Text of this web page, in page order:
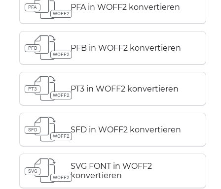
PFA
WOFF2
PFA in WOFF2 konvertieren
PFB
WOFF2
PFB in WOFF2 konvertieren
PT3
WOFF2
PT3 in WOFF2 konvertieren
SFD
WOFF2
SFD in WOFF2 konvertieren
SVG
WOFF2
SVG FONT in WOFF2
konvertieren